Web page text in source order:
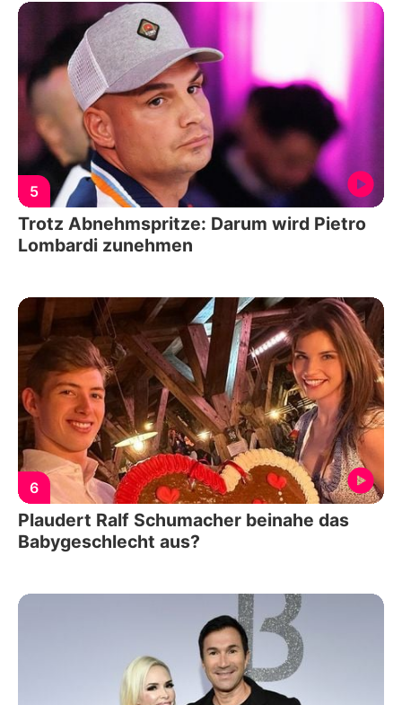
5
Trotz Abnehmspritze: Darum wird Pietro
Lombardi zunehmen
6
Plaudert Ralf Schumacher beinahe das
Babygeschlecht aus?